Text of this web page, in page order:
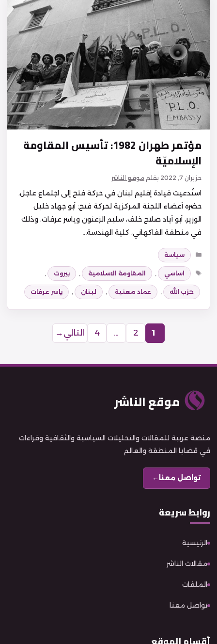
مؤتمر طهران 1982: تأسيس المقاومة
الإسلاميّة
حزيران 7, 2022 بقلم موقع الناشر
استُدعيت قيادة إقليم لبنان في حركة فتح إلى اجتماع عاجل،
حضره أعضاء اللجنة المركزية لحركة فتح: أبو جهاد خليل
الوزير، أبو أياد صلاح خلف، سليم الزعنون وياسر عرفات، وذلك
في منطقة الفاكهاني، كلية الهندسة…
التصنيفات
سياسة
الوسوم
اساسي المقاومة الاسلامية بيروت
حزب الله عماد معنية لبنان ياسر عرفات
Page
1
Page
2
…
Page
4 التالي →
موقع الناشر
منصة عربية للمقالات والتحليلات السياسية والثقافية وقراءات
في قضايا المنطقة والعالم
تواصل معنا ←
روابط سريعة
الرئيسية
مقالات الناشر
الملفات
تواصل معنا